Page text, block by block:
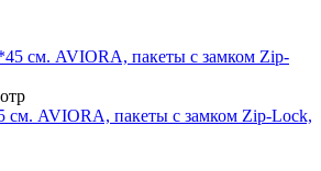
см. AVIORA, пакеты с замком Zip-Lock,